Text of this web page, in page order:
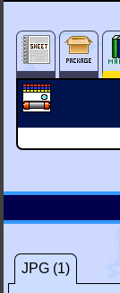
JPG (1)